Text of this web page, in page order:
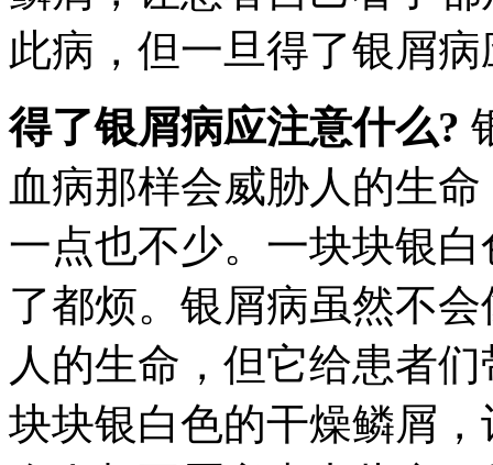
此病，但一旦得了银屑
得了银屑病应注意什么?
血病那样会威胁人的生
一点也不少。一块块银
了都烦。银屑病虽然不
人的生命，但它给患者
块块银白色的干燥鳞屑